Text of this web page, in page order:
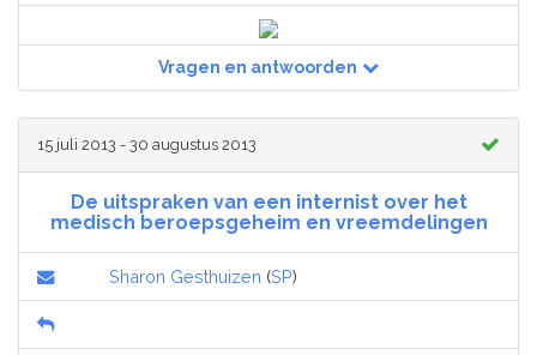
Vragen en antwoorden
15 juli 2013 - 30 augustus 2013
De uitspraken van een internist over het
medisch beroepsgeheim en vreemdelingen
Sharon Gesthuizen (SP)